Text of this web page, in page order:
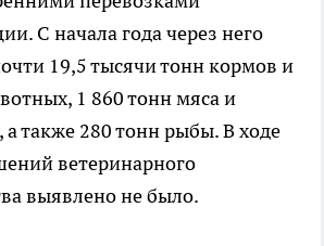
С начала года через него
19,5 тысячи тонн кормов и
1 860 тонн мяса и
также 280 тонн рыбы. В ходе
ветеринарного
выявлено не было.